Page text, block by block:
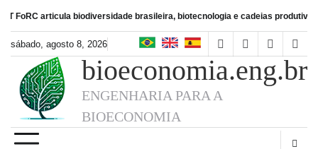
content
articula biodiversidade brasileira, biotecnologia e cadeias produtivas de
sábado, agosto 8, 2026
facebookinstagram
linkedin
bioeconomia.eng.br
ENGENHARIA PARA A
BIOECONOMIA